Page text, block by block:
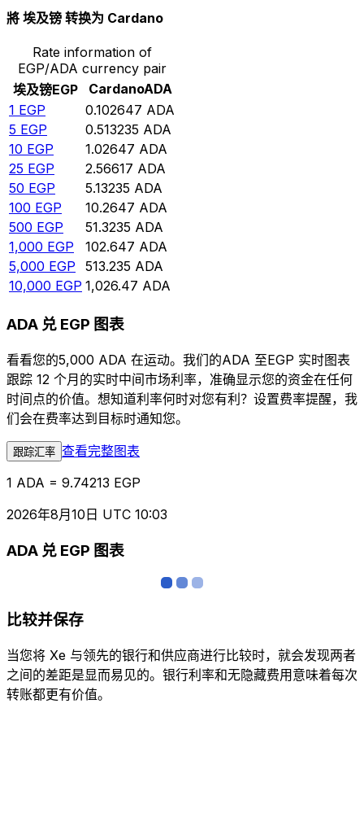
將 埃及镑 转换为 Cardano
Rate information of
EGP/ADA currency pair
埃及镑EGP CardanoADA
1 EGP 0.102647 ADA
5 EGP 0.513235 ADA
10 EGP 1.02647 ADA
25 EGP 2.56617 ADA
50 EGP 5.13235 ADA
100 EGP 10.2647 ADA
500 EGP 51.3235 ADA
1,000 EGP 102.647 ADA
5,000 EGP 513.235 ADA
10,000 EGP 1,026.47 ADA
ADA 兑 EGP 图表
看看您的5,000 ADA 在运动。我们的ADA 至EGP 实时图表
跟踪 12 个月的实时中间市场利率，准确显示您的资金在任何
时间点的价值。想知道利率何时对您有利？设置费率提醒，我
们会在费率达到目标时通知您。
跟踪汇率 查看完整图表
1 ADA = 9.74213 EGP
2026年8月10日 UTC 10:03
ADA 兑 EGP 图表
比较并保存
当您将 Xe 与领先的银行和供应商进行比较时，就会发现两者
之间的差距是显而易见的。银行利率和无隐藏费用意味着每次
转账都更有价值。